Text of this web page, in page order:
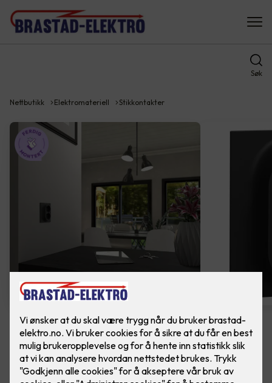
Søk
Nettbutikk Elektromateriell Stikkontakter
Dobbel stikkontakt m/ USB-C
lader